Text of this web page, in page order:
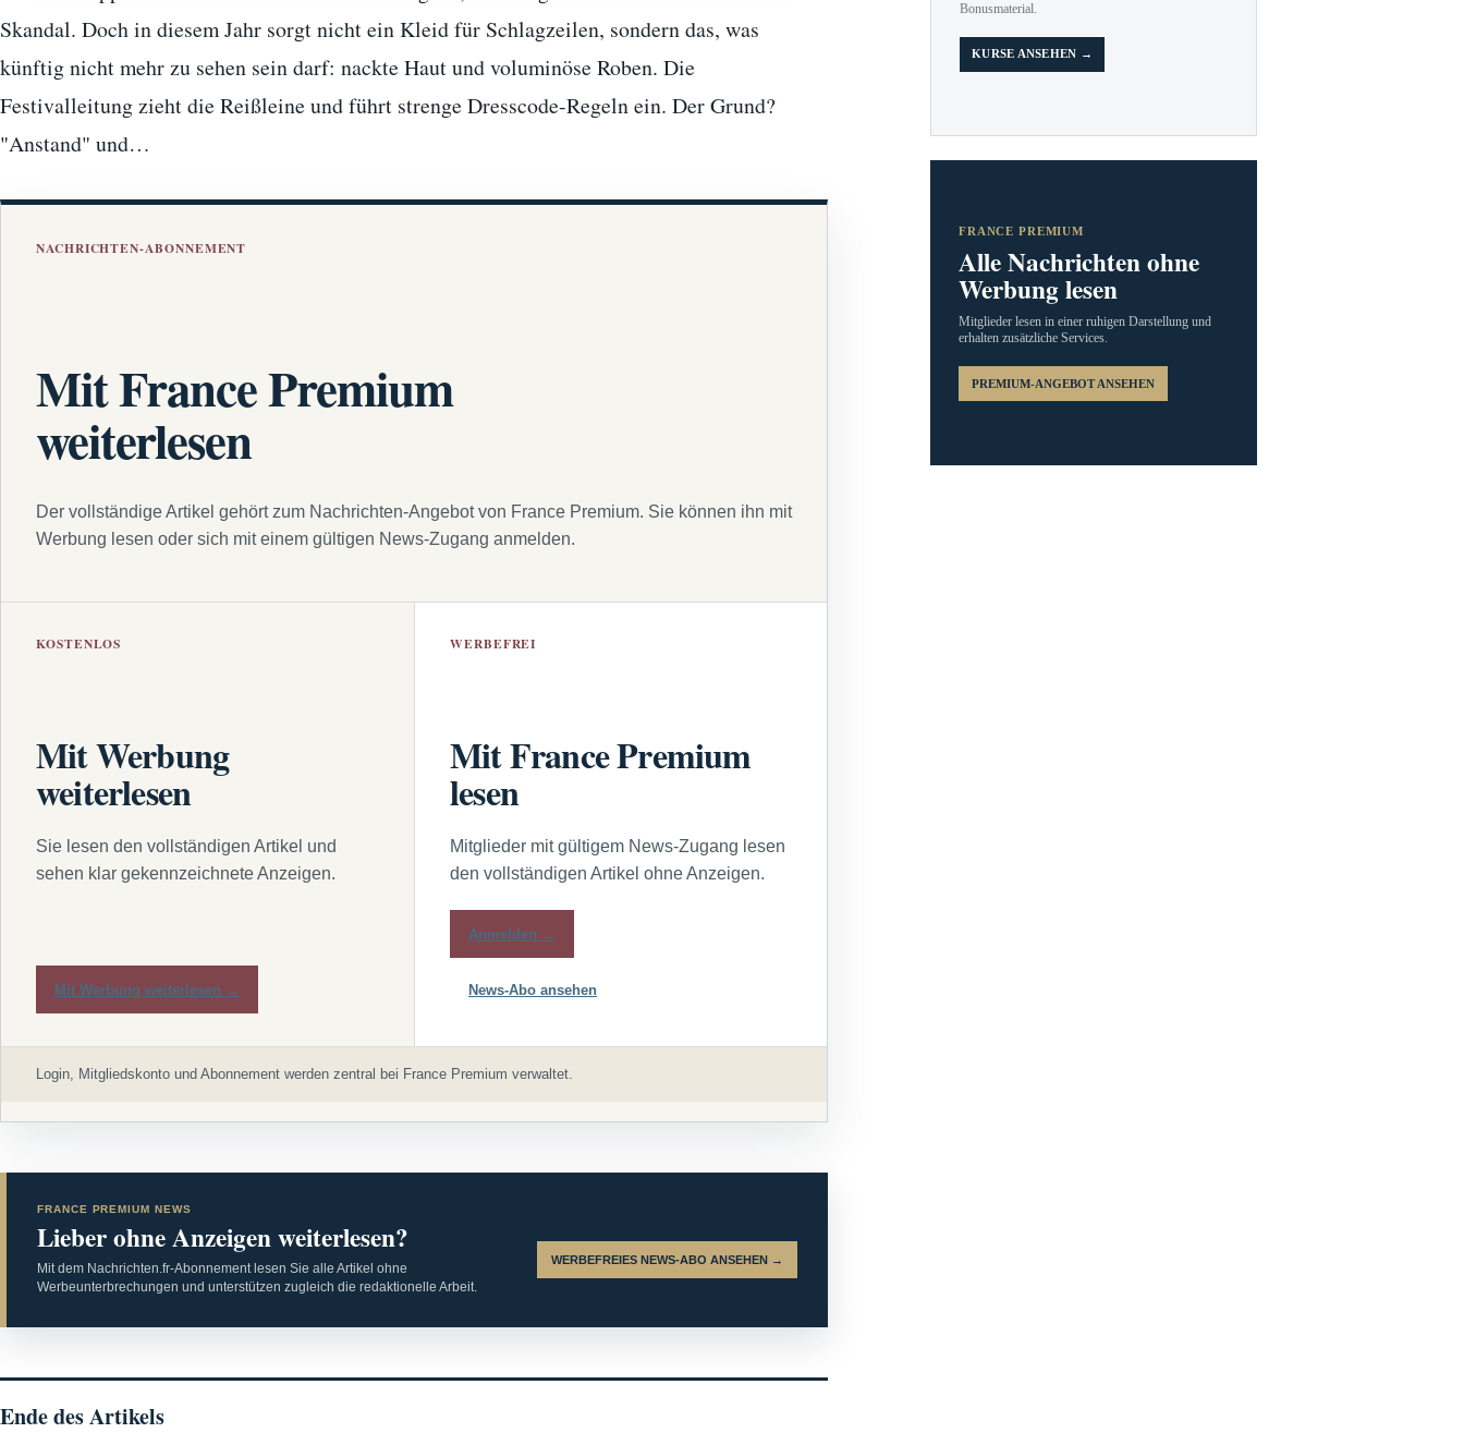
Skandal. Doch in diesem Jahr sorgt nicht ein Kleid für Schlagzeilen, sondern das, was
künftig nicht mehr zu sehen sein darf: nackte Haut und voluminöse Roben. Die
Festivalleitung zieht die Reißleine und führt strenge Dresscode-Regeln ein. Der Grund?
"Anstand" und…
NACHRICHTEN-ABONNEMENT
Mit France Premium
weiterlesen
Der vollständige Artikel gehört zum Nachrichten-Angebot von France Premium. Sie können ihn mit
Werbung lesen oder sich mit einem gültigen News-Zugang anmelden.
KOSTENLOS
Mit Werbung
weiterlesen
Sie lesen den vollständigen Artikel und
sehen klar gekennzeichnete Anzeigen.
Mit Werbung weiterlesen →
WERBEFREI
Mit France Premium
lesen
Mitglieder mit gültigem News-Zugang lesen
den vollständigen Artikel ohne Anzeigen.
Anmelden →
News-Abo ansehen
Login, Mitgliedskonto und Abonnement werden zentral bei France Premium verwaltet.
FRANCE PREMIUM NEWS
Lieber ohne Anzeigen weiterlesen?
Mit dem Nachrichten.fr-Abonnement lesen Sie alle Artikel ohne
Werbeunterbrechungen und unterstützen zugleich die redaktionelle Arbeit.
WERBEFREIES NEWS-ABO ANSEHEN →
Ende des Artikels
Bonusmaterial.
KURSE ANSEHEN →
FRANCE PREMIUM
Alle Nachrichten ohne
Werbung lesen
Mitglieder lesen in einer ruhigen Darstellung und
erhalten zusätzliche Services.
PREMIUM-ANGEBOT ANSEHEN